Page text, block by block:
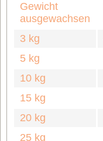
Gewicht
ausgewachsen
3 kg
5 kg
10 kg
15 kg
20 kg
25 kg